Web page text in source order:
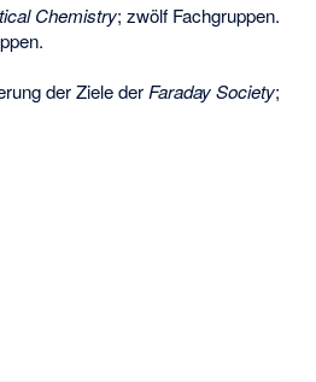
Chemistry; zwölf Fachgruppen.
der Ziele der Faraday Society;